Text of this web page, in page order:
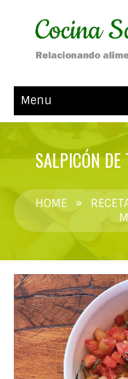
Menu
SALPICÓN DE
HOME »